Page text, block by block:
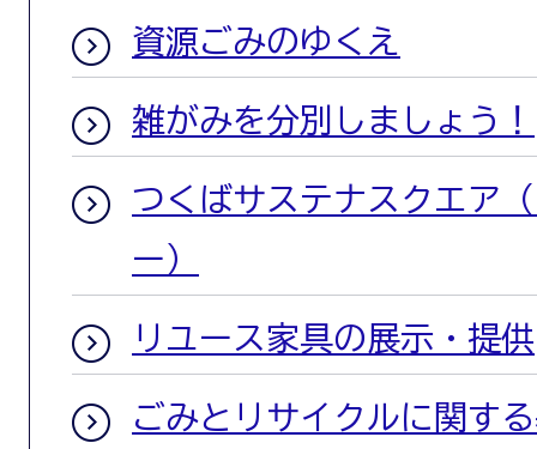
資源ごみのゆくえ
雑がみを分別しましょう！
つくばサステナスクエア
ー）
リユース家具の展示・提供
ごみとリサイクルに関す